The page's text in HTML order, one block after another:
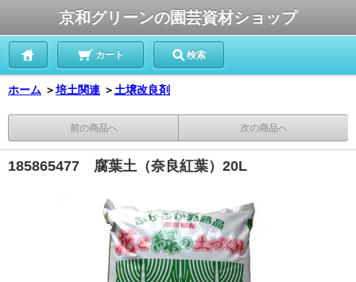
京和グリーンの園芸資材ショップ
カート 検索
ホーム ＞培土関連 ＞ 土壌改良剤
前の商品へ 次の商品へ
185865477 腐葉土（奈良紅葉）20L